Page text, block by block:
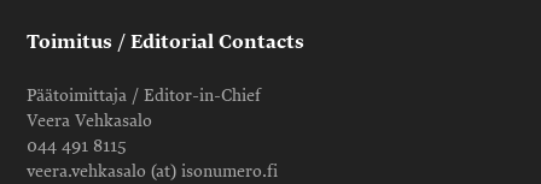
Toimitus / Editorial Contacts
Päätoimittaja / Editor-in-Chief
Veera Vehkasalo
044 491 8115
veera.vehkasalo (at) isonumero.fi